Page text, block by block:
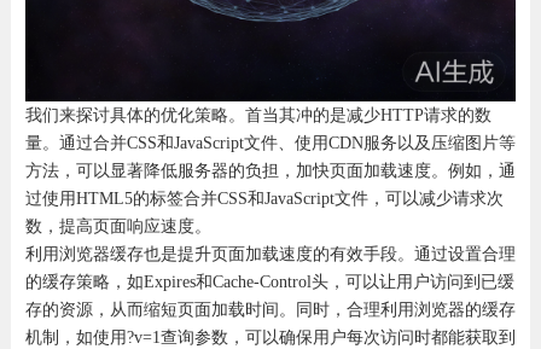
我们来探讨具体的优化策略。首当其冲的是减少HTTP请求的数
量。通过合并CSS和JavaScript文件、使用CDN服务以及压缩图片等
方法，可以显著降低服务器的负担，加快页面加载速度。例如，通
过使用HTML5的标签合并CSS和JavaScript文件，可以减少请求次
数，提高页面响应速度。
利用浏览器缓存也是提升页面加载速度的有效手段。通过设置合理
的缓存策略，如Expires和Cache-Control头，可以让用户访问到已缓
存的资源，从而缩短页面加载时间。同时，合理利用浏览器的缓存
机制，如使用?v=1查询参数，可以确保用户每次访问时都能获取到